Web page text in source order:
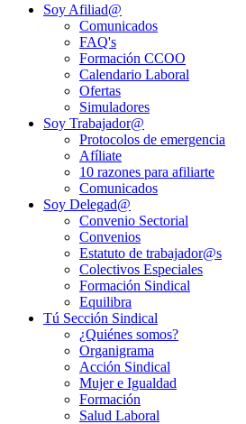
Soy Afiliad@
Comunicados
FAQ's
Formación CCOO
Calendario Laboral
Ofertas
Simuladores
Soy Trabajador@
Protocolos de emergencia
Afíliate
10 razones para afiliarte
Comunicados
Soy Delegad@
Convenio Sectorial
Convenios
Estatuto de trabajador@s
Colectivos Especiales
Formación Sindical
Equilibra
Tú Sección Sindical
¿Quiénes somos?
Organigrama
Acción Sindical
Mujer e Igualdad
Formación
Salud Laboral